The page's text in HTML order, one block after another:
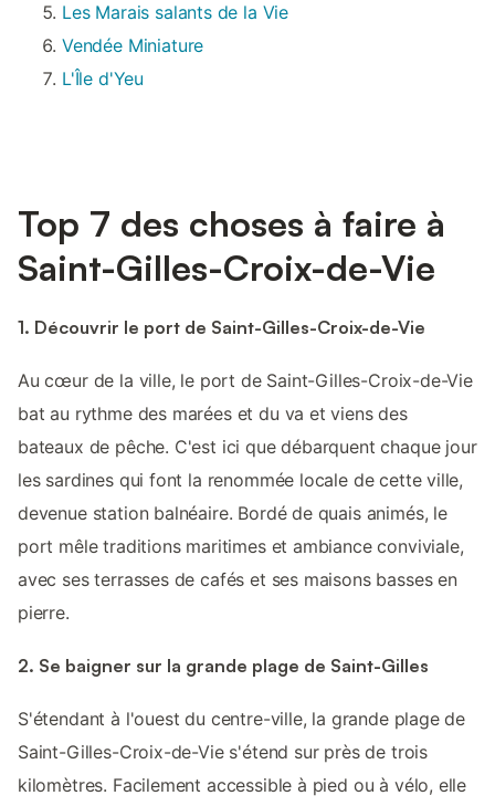
Les Marais salants de la Vie
Vendée Miniature
L'Île d'Yeu
Top 7 des choses à faire à
Saint-Gilles-Croix-de-Vie
1. Découvrir le port de Saint-Gilles-Croix-de-Vie
Au cœur de la ville, le port de Saint-Gilles-Croix-de-Vie
bat au rythme des marées et du va et viens des
bateaux de pêche. C'est ici que débarquent chaque jour
les sardines qui font la renommée locale de cette ville,
devenue station balnéaire. Bordé de quais animés, le
port mêle traditions maritimes et ambiance conviviale,
avec ses terrasses de cafés et ses maisons basses en
pierre.
2. Se baigner sur la grande plage de Saint-Gilles
S'étendant à l'ouest du centre-ville, la grande plage de
Saint-Gilles-Croix-de-Vie s'étend sur près de trois
kilomètres. Facilement accessible à pied ou à vélo, elle